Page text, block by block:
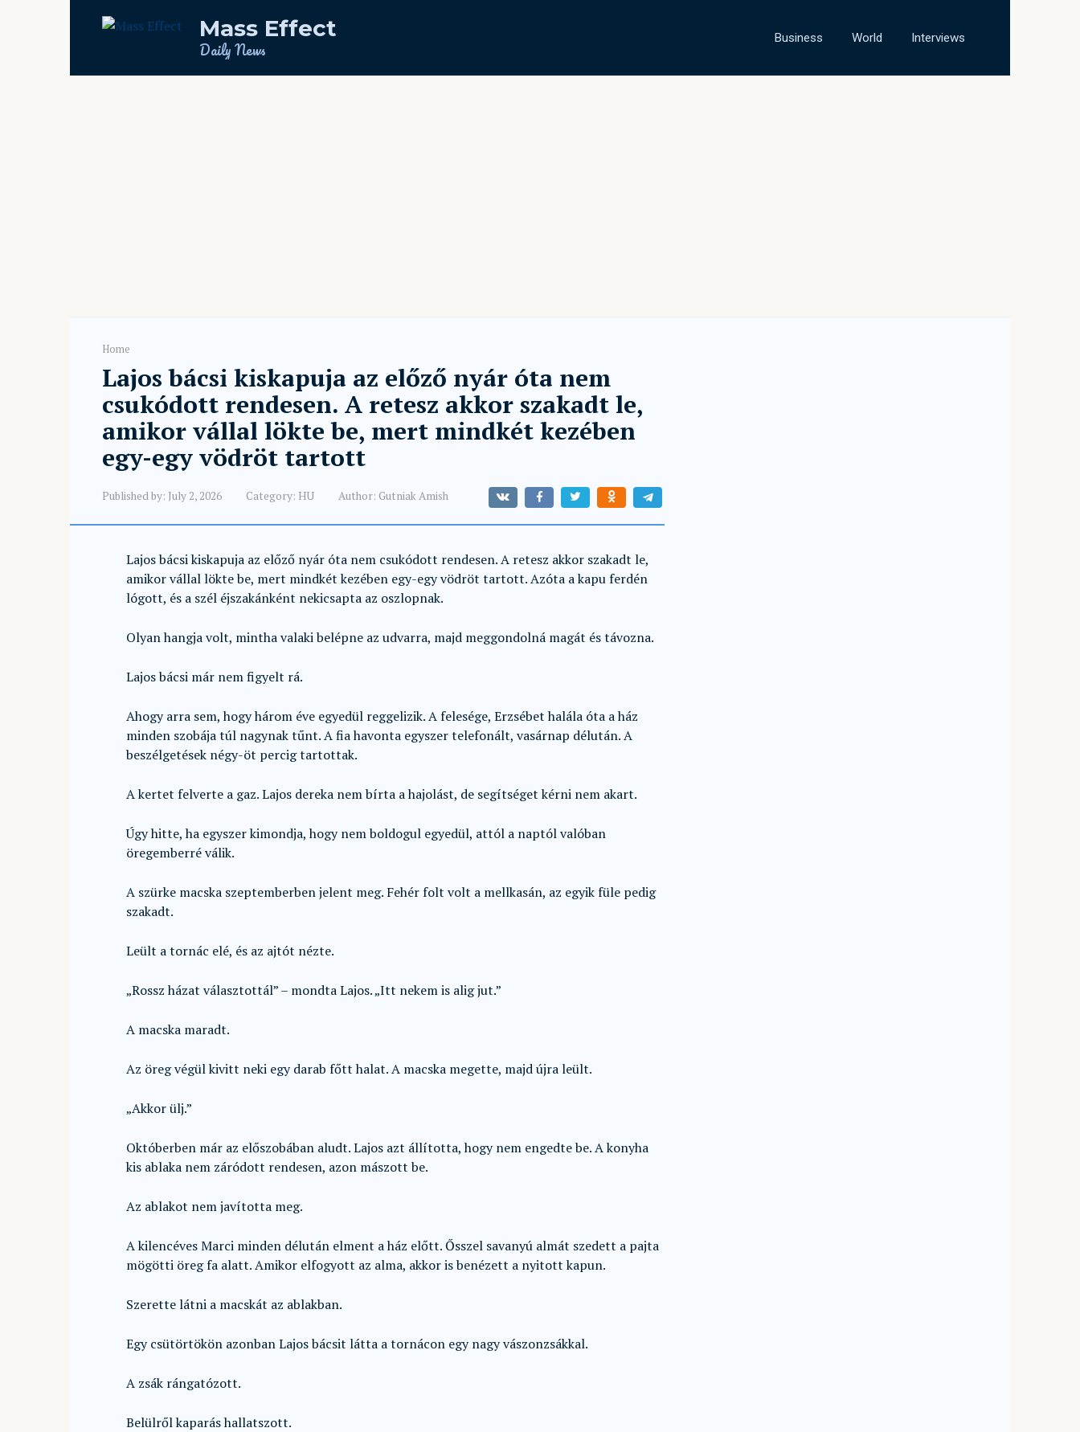
Mass Effect
Daily News
Business World Interviews
Home
Lajos bácsi kiskapuja az előző nyár óta nem
csukódott rendesen. A retesz akkor szakadt le,
amikor vállal lökte be, mert mindkét kezében
egy-egy vödröt tartott
Published by: July 2, 2026 Category: HU Author: Gutniak Amish
Lajos bácsi kiskapuja az előző nyár óta nem csukódott rendesen. A retesz akkor szakadt le,
amikor vállal lökte be, mert mindkét kezében egy-egy vödröt tartott. Azóta a kapu ferdén
lógott, és a szél éjszakánként nekicsapta az oszlopnak.
Olyan hangja volt, mintha valaki belépne az udvarra, majd meggondolná magát és távozna.
Lajos bácsi már nem figyelt rá.
Ahogy arra sem, hogy három éve egyedül reggelizik. A felesége, Erzsébet halála óta a ház
minden szobája túl nagynak tűnt. A fia havonta egyszer telefonált, vasárnap délután. A
beszélgetések négy-öt percig tartottak.
A kertet felverte a gaz. Lajos dereka nem bírta a hajolást, de segítséget kérni nem akart.
Úgy hitte, ha egyszer kimondja, hogy nem boldogul egyedül, attól a naptól valóban
öregemberré válik.
A szürke macska szeptemberben jelent meg. Fehér folt volt a mellkasán, az egyik füle pedig
szakadt.
Leült a tornác elé, és az ajtót nézte.
„Rossz házat választottál” – mondta Lajos. „Itt nekem is alig jut.”
A macska maradt.
Az öreg végül kivitt neki egy darab főtt halat. A macska megette, majd újra leült.
„Akkor ülj.”
Októberben már az előszobában aludt. Lajos azt állította, hogy nem engedte be. A konyha
kis ablaka nem záródott rendesen, azon mászott be.
Az ablakot nem javította meg.
A kilencéves Marci minden délután elment a ház előtt. Ősszel savanyú almát szedett a pajta
mögötti öreg fa alatt. Amikor elfogyott az alma, akkor is benézett a nyitott kapun.
Szerette látni a macskát az ablakban.
Egy csütörtökön azonban Lajos bácsit látta a tornácon egy nagy vászonzsákkal.
A zsák rángatózott.
Belülről kaparás hallatszott.